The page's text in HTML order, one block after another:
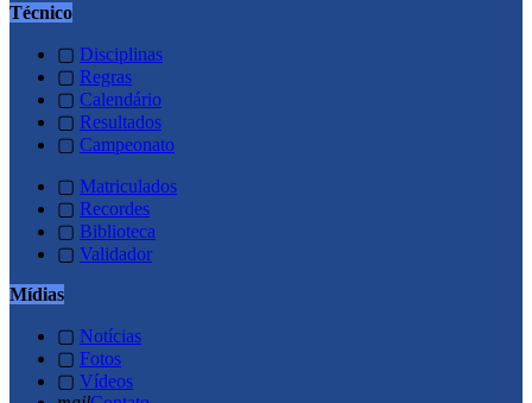
Técnico
▢ Disciplinas
▢ Regras
▢ Calendário
▢ Resultados
▢ Campeonato
▢ Matriculados
▢ Recordes
▢ Biblioteca
▢ Validador
Mídias
▢ Notícias
▢ Fotos
▢ Vídeos